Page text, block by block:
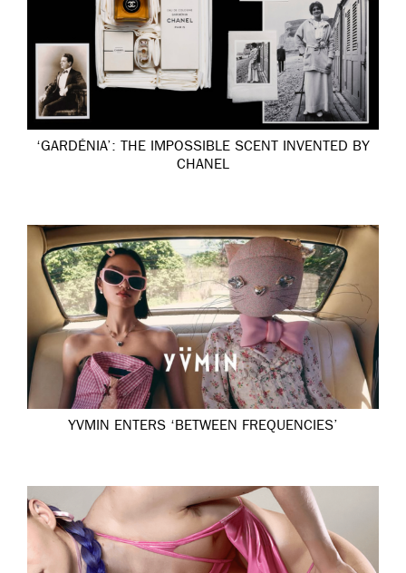
‘GARDÉNIA’: THE IMPOSSIBLE SCENT INVENTED BY
CHANEL
YVMIN ENTERS ‘BETWEEN FREQUENCIES’